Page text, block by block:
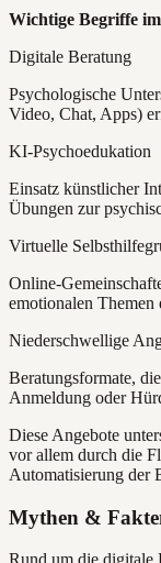
Wichtige Begriffe
Digitale Beratung
Psychologische
Video, Chat, Apps)
KI-Psychoedukation
Einsatz künstlicher
Übungen zur
Virtuelle
Online-
emotionalen Themen
Niederschwellige
Beratungsformate,
Anmeldung oder
Diese Angebote
vor allem durch die
Automatisierung der
Mythen &